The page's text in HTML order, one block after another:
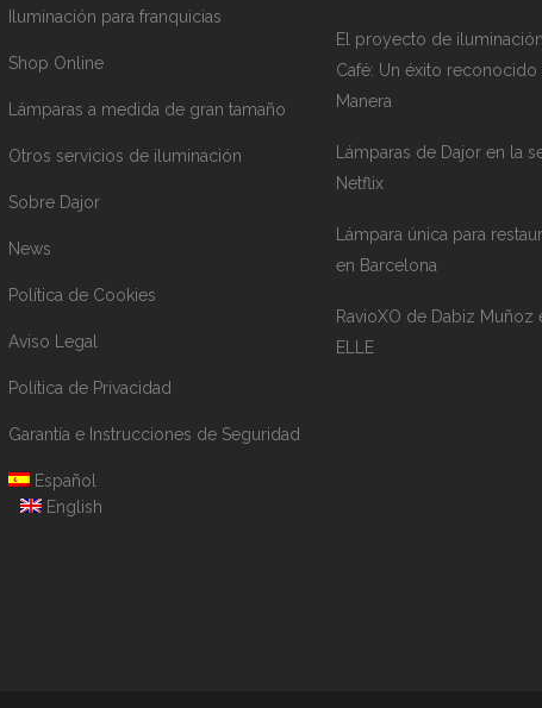
Iluminación para franquicias
Shop Online
Lámparas a medida de gran tamaño
Otros servicios de iluminación
Sobre Dajor
News
Política de Cookies
Aviso Legal
Política de Privacidad
Garantía e Instrucciones de Seguridad
Español
English
El proyecto de
Café: Un éxito reconocido
Manera
Lámparas de Dajor en la
Netflix
Lámpara única para
en Barcelona
RavioXO de Dabiz Muñoz
ELLE